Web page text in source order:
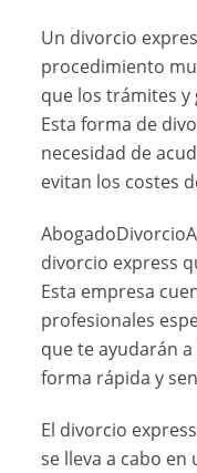
Un divorcio
procedimiento
que los trámites y
Esta forma de
necesidad de
evitan los costes
divorcio express
Esta empresa
profesionales
que te ayudarán
forma rápida y
El divorcio
se lleva a cabo